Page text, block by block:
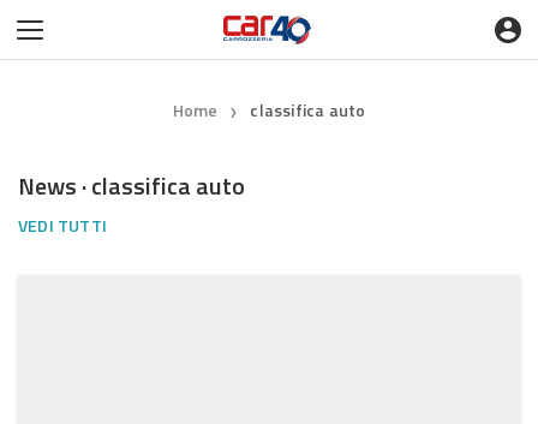
Home ❯ classifica auto
News · classifica auto
VEDI TUTTI